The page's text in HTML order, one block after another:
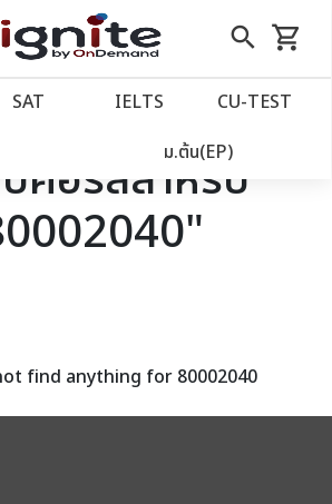
close
ไนท์
น
search
Skip
to
shopping_cart
รถเข็น
SAT IELTS CU‑TEST
ม.ต้น(EP)
คอร์สสำหรับ
find anything for 80002040